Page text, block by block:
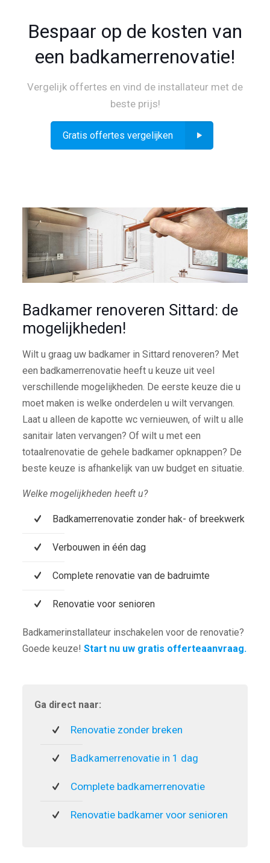
Bespaar op de kosten van
een badkamerrenovatie!
Vergelijk offertes en vind de installateur met de
beste prijs!
Gratis offertes vergelijken
Badkamer renoveren Sittard: de
mogelijkheden!
Wilt u graag uw badkamer in Sittard renoveren? Met
een badkamerrenovatie heeft u keuze uit veel
verschillende mogelijkheden. De eerste keuze die u
moet maken is welke onderdelen u wilt vervangen.
Laat u alleen de kapotte wc vernieuwen, of wilt u alle
sanitair laten vervangen? Of wilt u met een
totaalrenovatie de gehele badkamer opknappen? De
beste keuze is afhankelijk van uw budget en situatie.
Welke mogelijkheden heeft u?
Badkamerrenovatie zonder hak- of breekwerk
Verbouwen in één dag
Complete renovatie van de badruimte
Renovatie voor senioren
Badkamerinstallateur inschakelen voor de renovatie?
Goede keuze! Start nu uw gratis offerteaanvraag.
Ga direct naar:
Renovatie zonder breken
Badkamerrenovatie in 1 dag
Complete badkamerrenovatie
Renovatie badkamer voor senioren